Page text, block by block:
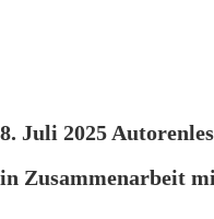
8. Juli 2025
in Zusammenarbeit